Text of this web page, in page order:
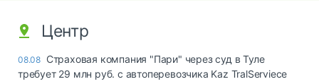
Центр
08.08 Страховая компания "Пари" через суд в Туле
требует 29 млн руб. с автоперевозчика Kaz TralServiece